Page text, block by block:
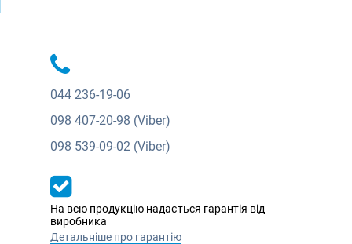
044 236-19-06
098 407-20-98 (Viber)
098 539-09-02 (Viber)
На всю продукцію надається гарантія від
виробника
Детальніше про гарантію